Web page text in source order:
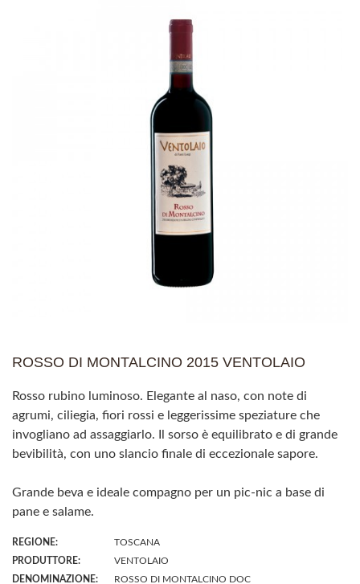
ROSSO DI MONTALCINO 2015 VENTOLAIO
Rosso rubino luminoso. Elegante al naso, con note di
agrumi, ciliegia, fiori rossi e leggerissime speziature che
invogliano ad assaggiarlo. Il sorso è equilibrato e di grande
bevibilità, con uno slancio finale di eccezionale sapore.
Grande beva e ideale compagno per un pic-nic a base di
pane e salame.
REGIONE:
TOSCANA
PRODUTTORE:
VENTOLAIO
DENOMINAZIONE:
ROSSO DI MONTALCINO DOC